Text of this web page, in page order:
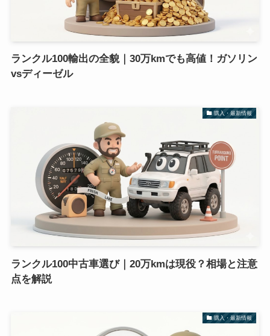
ランクル100輸出の全貌｜30万kmでも高値！ガソリン
vsディーゼル
購入・最新情報
ランクル100中古車選び｜20万kmは現役？相場と注意
点を解説
購入・最新情報